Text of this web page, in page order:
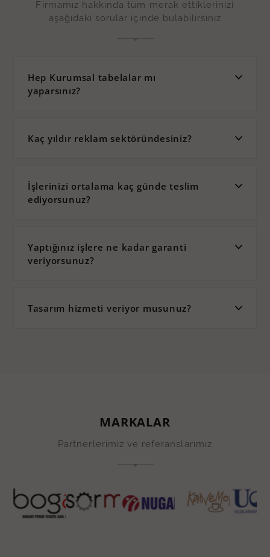
Firmamız hakkında tüm merak ettiklerinizi
aşağıdaki sorular içinde bulabilirsiniz
Hep Kurumsal tabelalar mı
yaparsınız?
Kaç yıldır reklam sektöründesiniz?
İşlerinizi ortalama kaç günde teslim
ediyorsunuz?
Yaptığınız işlere ne kadar garanti
veriyorsunuz?
Tasarım hizmeti veriyor musunuz?
MARKALAR
Partnerlerimiz ve referanslarımız